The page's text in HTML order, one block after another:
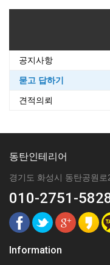
공지사항
묻고 답하기
견적의뢰
동탄인테리어
경기도 화성시 동탄공원로
010-2751-
Information